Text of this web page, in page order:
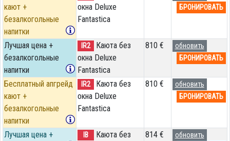
кают +
безалкогольные
напитки
окна Deluxe
Fantastica
БРОНИРОВАТЬ
Лучшая цена +
безалкогольные
напитки
IR2
Каюта без
окна Deluxe
Fantastica
810 €
обновить
БРОНИРОВАТЬ
Бесплатный апгрейд
кают +
безалкогольные
напитки
IR2
Каюта без
окна Deluxe
Fantastica
810 €
обновить
БРОНИРОВАТЬ
Лучшая цена +
IB
Каюта без
814 €
обновить